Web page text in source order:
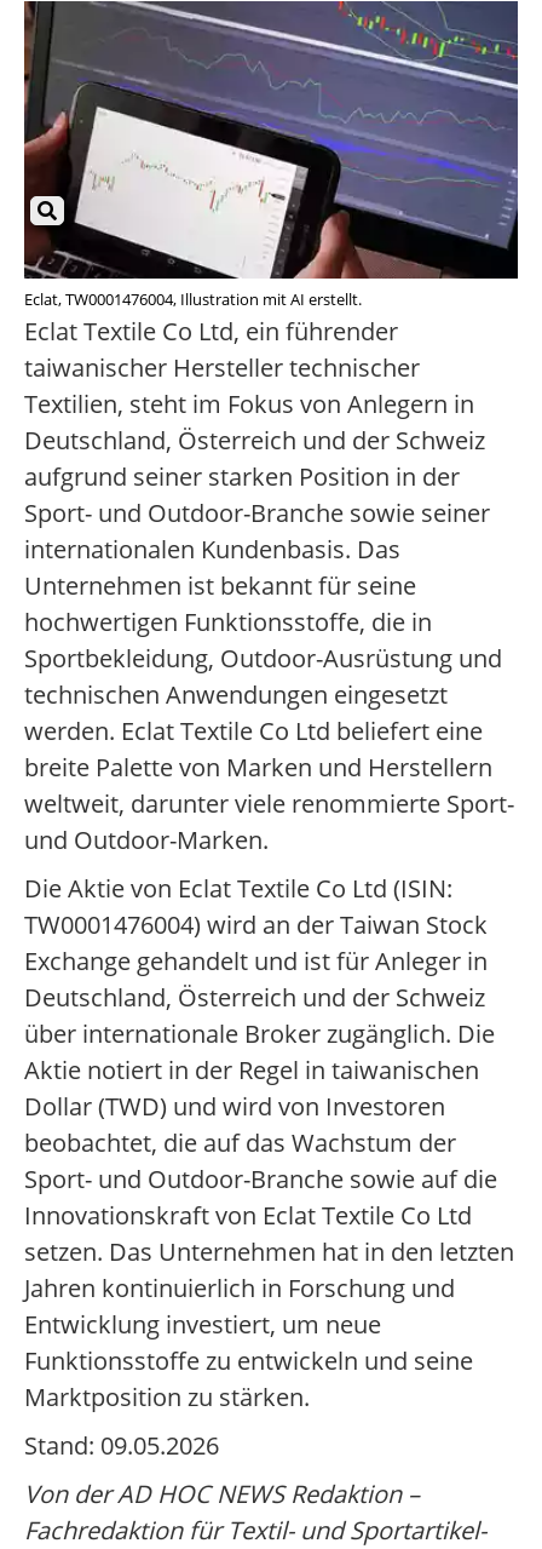
Eclat, TW0001476004, Illustration mit AI erstellt.
Eclat Textile Co Ltd, ein führender
taiwanischer Hersteller technischer
Textilien, steht im Fokus von Anlegern in
Deutschland, Österreich und der Schweiz
aufgrund seiner starken Position in der
Sport- und Outdoor-Branche sowie seiner
internationalen Kundenbasis. Das
Unternehmen ist bekannt für seine
hochwertigen Funktionsstoffe, die in
Sportbekleidung, Outdoor-Ausrüstung und
technischen Anwendungen eingesetzt
werden. Eclat Textile Co Ltd beliefert eine
breite Palette von Marken und Herstellern
weltweit, darunter viele renommierte Sport-
und Outdoor-Marken.
Die Aktie von Eclat Textile Co Ltd (ISIN:
TW0001476004) wird an der Taiwan Stock
Exchange gehandelt und ist für Anleger in
Deutschland, Österreich und der Schweiz
über internationale Broker zugänglich. Die
Aktie notiert in der Regel in taiwanischen
Dollar (TWD) und wird von Investoren
beobachtet, die auf das Wachstum der
Sport- und Outdoor-Branche sowie auf die
Innovationskraft von Eclat Textile Co Ltd
setzen. Das Unternehmen hat in den letzten
Jahren kontinuierlich in Forschung und
Entwicklung investiert, um neue
Funktionsstoffe zu entwickeln und seine
Marktposition zu stärken.
Stand: 09.05.2026
Von der AD HOC NEWS Redaktion –
Fachredaktion für Textil- und Sportartikel-